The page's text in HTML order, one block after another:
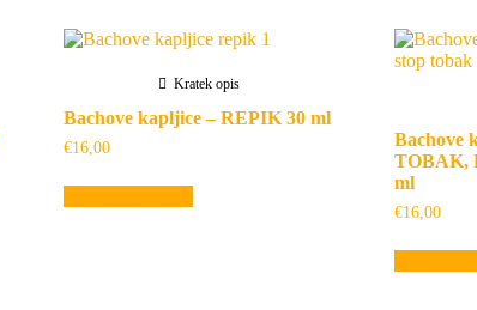
Kratek opis
Bachove kapljice – REPIK 30 ml
€16,00
Bachove
TOBAK,
ml
€16,00